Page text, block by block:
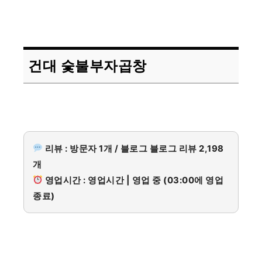
건대 숯불부자곱창
리뷰 : 방문자 1개 / 블로그 블로그 리뷰 2,198
개
영업시간 : 영업시간 | 영업 중 (03:00에 영업
종료)